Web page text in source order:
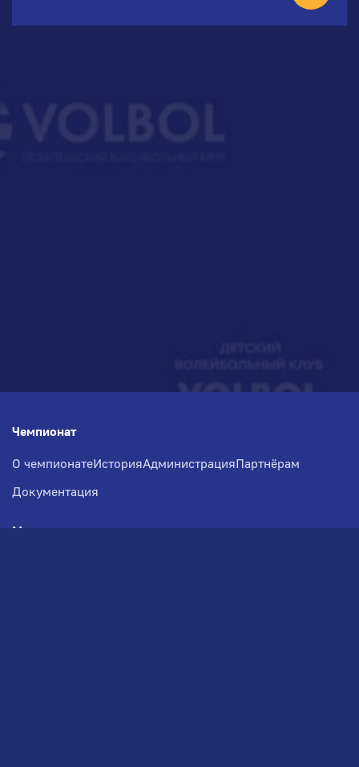
Чемпионат
О чемпионатеИсторияАдминистрацияПартнёрам
Документация
Медиа